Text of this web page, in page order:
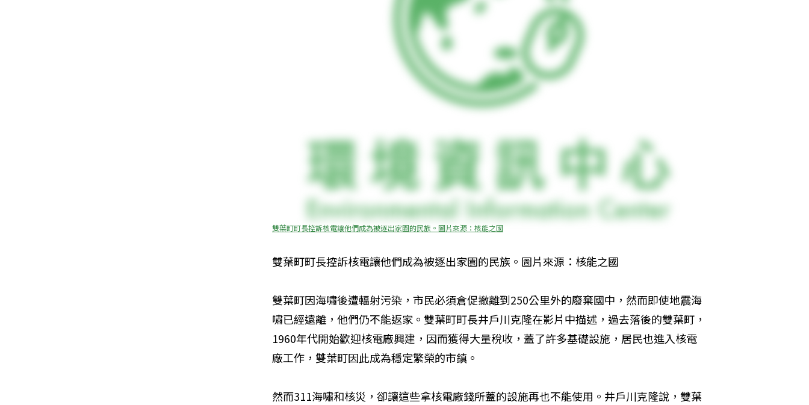
雙葉町町長控訴核電讓他們成為被逐出家園的民族。圖片來源：核能之國
雙葉町町長控訴核電讓他們成為被逐出家園的民族。圖片來源：核能之國
雙葉町因海嘯後遭輻射污染，市民必須倉促撤離到250公里外的廢棄國中，然而即使地震海
嘯已經遠離，他們仍不能返家。雙葉町町長井戶川克隆在影片中描述，過去落後的雙葉町，
1960年代開始歡迎核電廠興建，因而獲得大量稅收，蓋了許多基礎設施，居民也進入核電
廠工作，雙葉町因此成為穩定繁榮的市鎮。
然而311海嘯和核災，卻讓這些拿核電廠錢所蓋的設施再也不能使用。井戶川克隆說，雙葉